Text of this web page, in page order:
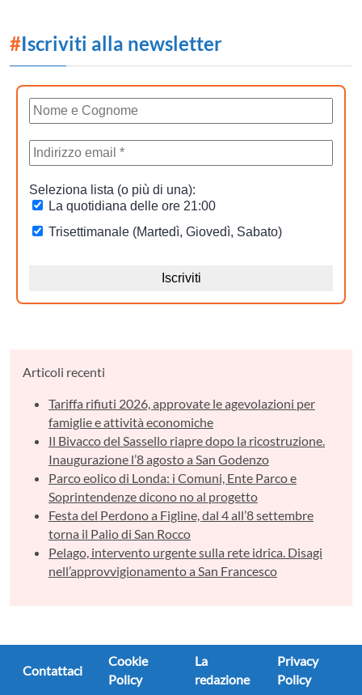
#Iscriviti alla newsletter
Articoli recenti
Tariffa rifiuti 2026, approvate le agevolazioni per
famiglie e attività economiche
Il Bivacco del Sassello riapre dopo la ricostruzione.
Inaugurazione l’8 agosto a San Godenzo
Parco eolico di Londa: i Comuni, Ente Parco e
Soprintendenze dicono no al progetto
Festa del Perdono a Figline, dal 4 all’8 settembre
torna il Palio di San Rocco
Pelago, intervento urgente sulla rete idrica. Disagi
nell’approvvigionamento a San Francesco
Contattaci
Cookie
Policy
La
redazione
Privacy
Policy